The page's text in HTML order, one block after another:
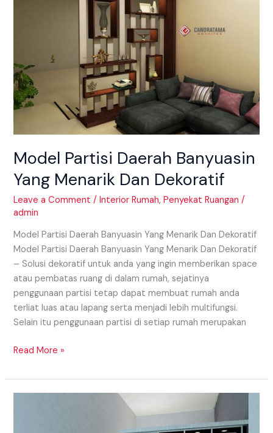
Model Partisi Daerah Banyuasin
Yang Menarik Dan Dekoratif
Leave a Comment /Interior Rumah,Penyekat Ruangan /
admin
Model Partisi Daerah Banyuasin Yang Menarik Dan Dekoratif
Model Partisi Daerah Banyuasin Yang Menarik Dan Dekoratif
– Solusi dekoratif untuk anda yang ingin memberikan space
atau pembatas ruang di dalam rumah, sejatinya
penggunaan partisi tetap dapat membuat rumah anda
terliat luas atau lapang serta menjadi lebih multifungsi.
Selain itu penggunaan partisi di setiap rumah merupakan
Read More »